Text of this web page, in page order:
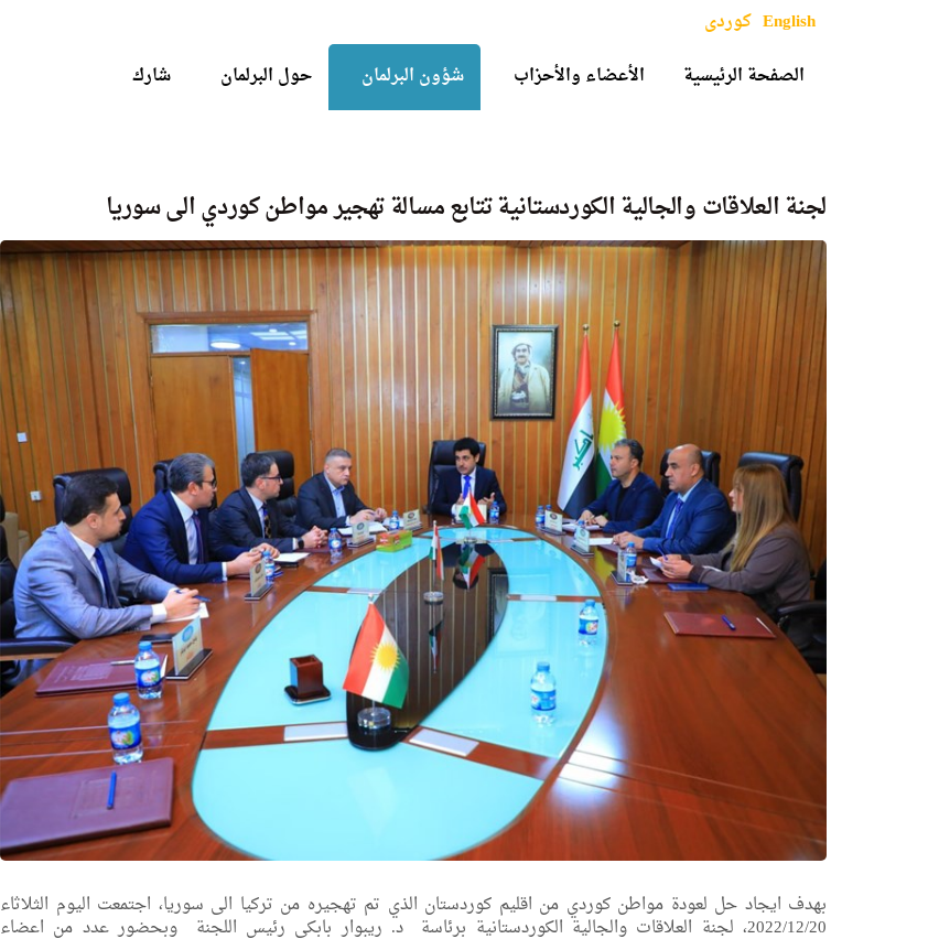
الصفحة الرئيسية الأعضاء والأحزاب شؤون البرلمان حول البرلمان شارك
English کوردی
لجنة العلاقات والجالية الكوردستانية تتابع مسالة تهجير مواطن كوردي الى سوريا
بهدف ايجاد حل لعودة مواطن كوردي من اقليم كوردستان الذي تم تهجيره من تركيا الى سوريا، اجتمعت اليوم الثلاثاء
2022/12/20، لجنة العلاقات والجالية الكوردستانية برئاسة د. ريبوار بابكي رئيس اللجنة وبحضور عدد من اعضاء